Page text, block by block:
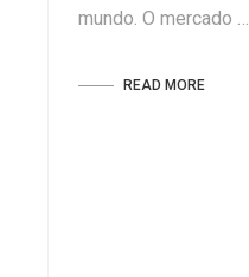
mundo. O mercado …
READ MORE